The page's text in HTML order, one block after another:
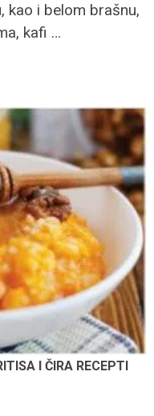
kao i belom brašnu,
kafi …
I ČIRA RECEPTI